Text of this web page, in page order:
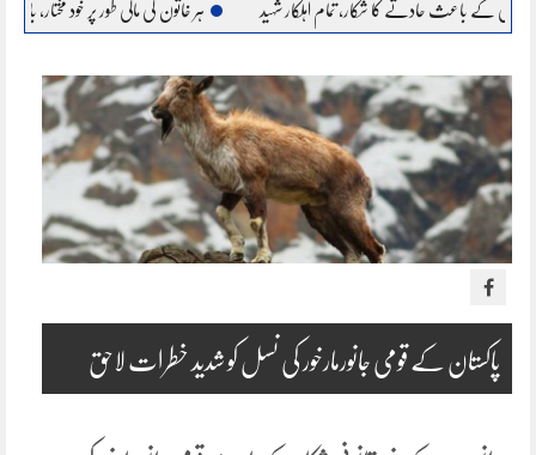
کا شکار، تمام اہلکار شہید ہر خاتون کی مالی طور پر خود مختار، بااحتیار بنانا ہمارا عزم :
پاکستان کے قومی جانورمارخور کی نسل کو شدید خطرات لاحق